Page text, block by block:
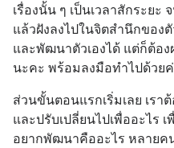
เรื่องนั้น ๆ เป็นเวลาสักระยะ
แล้วฝังลงไปในจิตสำนึกของตั
และพัฒนาตัวเองได้ แต่ก็ต้อง
นะคะ พร้อมลงมือทำไปด้วย
ส่วนขั้นตอนแรกเริ่มเลย เรา
และปรับเปลี่ยนไปเพื่ออะไร
อยากพัฒนาคืออะไร หลายค